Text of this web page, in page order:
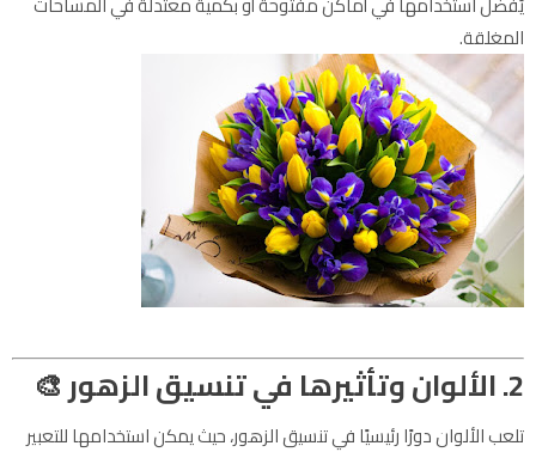
المغلقة.
2. الألوان وتأثيرها في تنسيق الزهور 🎨
تلعب الألوان دورًا رئيسيًا في تنسيق الزهور، حيث يمكن استخدامها للتعبير